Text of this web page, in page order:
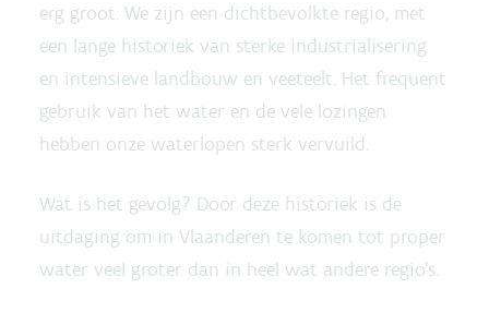
erg groot. We zijn een dichtbevolkte regio, met
een lange historiek van sterke industrialisering
en intensieve landbouw en veeteelt. Het frequent
gebruik van het water en de vele lozingen
hebben onze waterlopen sterk vervuild.
Wat is het gevolg? Door deze historiek is de
uitdaging om in Vlaanderen te komen tot proper
water veel groter dan in heel wat andere regio’s.